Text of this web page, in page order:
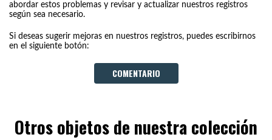
abordar estos problemas y revisar y actualizar nuestros registros
según sea necesario.
Si deseas sugerir mejoras en nuestros registros, puedes escribirnos
en el siguiente botón:
COMENTARIO
Otros objetos de nuestra colección